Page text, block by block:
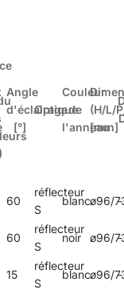
Angle
d'éclairage
[°]
Optique
Couleur
de
l'anneau
(H/L/
[mm]
60
réflecteur
S
blancø96/ -
60
réflecteur
S
noir ø96/ -
15
réflecteur
S
blancø96/ -